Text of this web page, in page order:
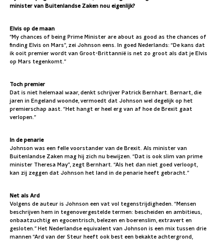
minister van Buitenlandse Zaken nou eigenlijk?
Elvis op de maan
"My chances of being Prime Minister are about as good as the chances of
finding Elvis on Mars”, zei Johnson eens.
In goed Nederlands: “De kans dat
ik ooit premier wordt van Groot-Brittannië is net zo groot als dat je Elvis
op Mars tegenkomt.”
Toch premier
Dat is niet helemaal waar, denkt schrijver Patrick Bernhart. Bernart, die
jaren in Engeland woonde, vermoedt dat Johnson wel degelijk op het
premierschap aast. “Het hangt er heel erg van af hoe de Brexit gaat
verlopen.”
In de penarie
Johnson was een felle voorstander van de Brexit. Als minister van
Buitenlandse Zaken mag hij zich nu bewijzen. “Dat is ook slim van prime
minister Theresa May”, zegt Bernhart. “Als het dan niet goed verloopt,
kan zij zeggen dat Johnson het land in de penarie heeft gebracht.”
Net als Ard
Volgens de auteur is Johnson een vat vol tegenstrijdigheden. “Mensen
beschrijven hem in tegenovergestelde termen: bescheiden en ambitieus,
onbaatzuchtig en egocentrisch, belezen en boerenslim, extravert en
gesloten.” Het Nederlandse equivalent van Johnson is een mix tussen drie
mannen “Ard van der Steur heeft ook best een bekakte achtergrond,